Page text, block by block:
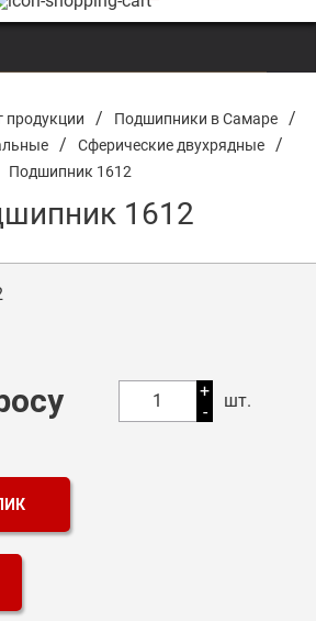
продукции / Подшипники в Самаре /
/ Сферические двухрядные /
Подшипник 1612
1612
1
+
-
шт.